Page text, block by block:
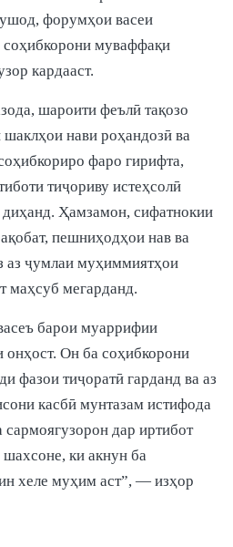
форумҳои васеи
муваффақи
кардааст.
шароити феълӣ тақозо
нави роҳандозӣ ва
фаро гирифта,
тиҷориву истеҳсолӣ
диҳанд. Ҳамзамон, сифатнокии
пешниҳодҳои нав ва
аз ҷумлаи муҳиммиятҳои
маҳсуб мегарданд.
барои муаррифии
онҳост. Он ба соҳибкорони
фазои тиҷоратӣ гарданд ва аз
касбӣ мунтазам истифода
дар иртибот
ки акнун ба
хеле муҳим аст”, — изҳор